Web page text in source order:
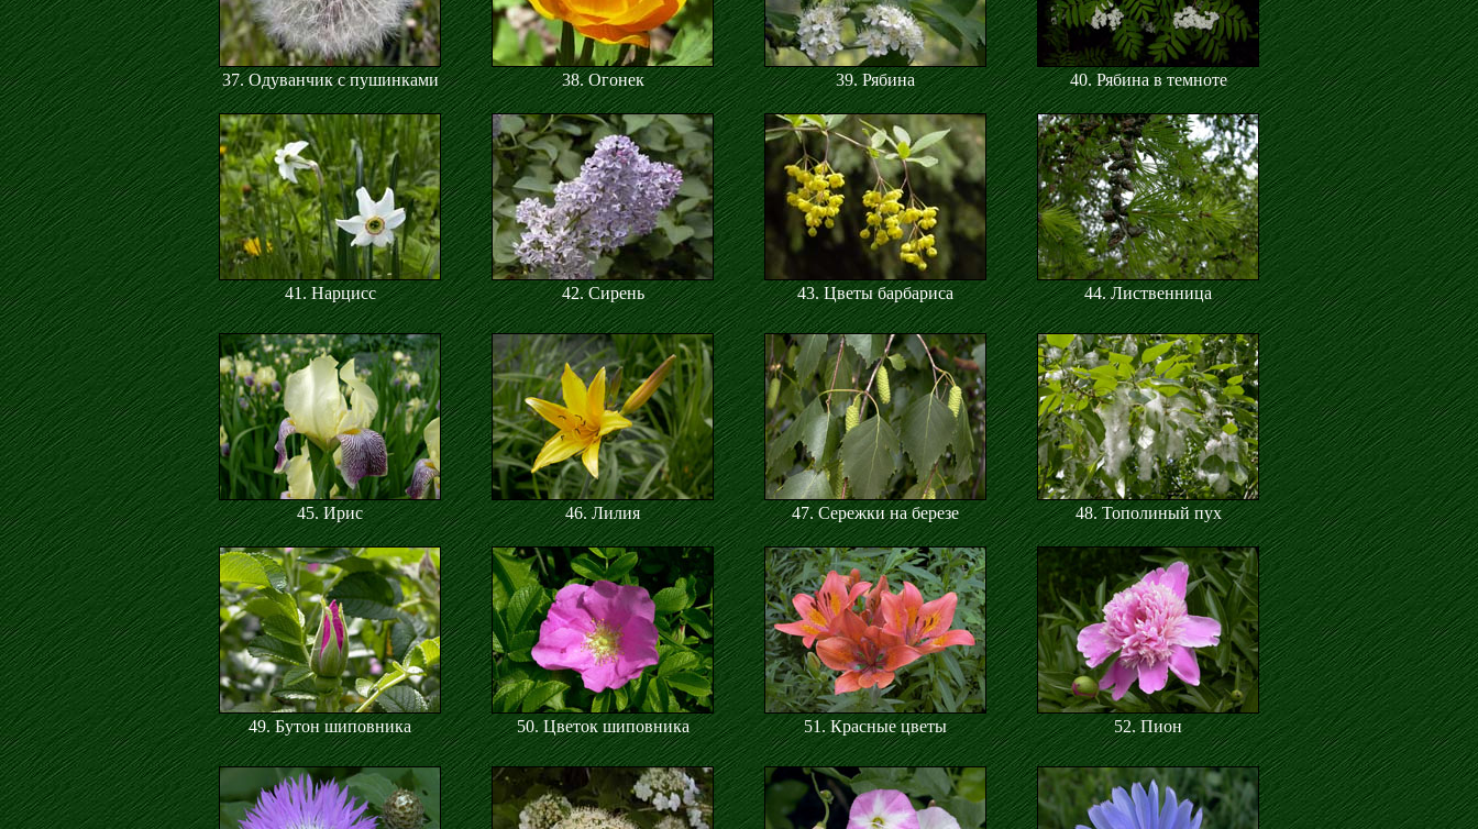
37. Одуванчик с пушинками 38. Огонек 39. Рябина 40. Рябина в темноте
41. Нарцисс 42. Сирень 43. Цветы барбариса 44. Лиственница
45. Ирис 46. Лилия 47. Сережки на березе 48. Тополиный пух
49. Бутон шиповника 50. Цветок шиповника 51. Красные цветы 52. Пион